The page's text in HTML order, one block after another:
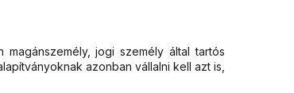
jogi személy által tartós
azonban vállalni kell azt is,